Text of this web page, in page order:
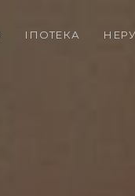
ІПОТЕКА